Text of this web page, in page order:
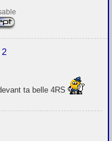
2
ta belle 4RS